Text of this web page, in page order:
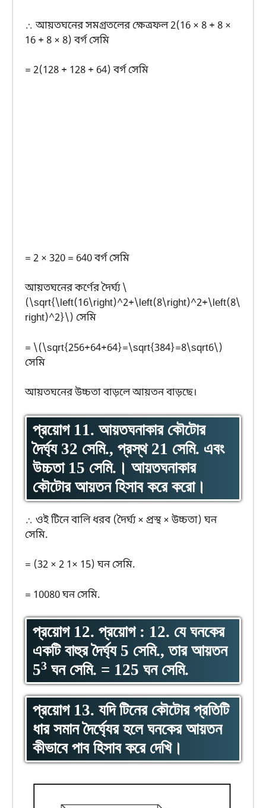
∴ আয়তঘনের সমগ্রতলের ক্ষেত্রফল 2(16 × 8 + 8 ×
16 + 8 × 8) বর্গ সেমি
= 2(128 + 128 + 64) বর্গ সেমি
= 2 × 320 = 640 বর্গ সেমি
আয়তঘনের কর্ণের দৈর্ঘ্য \
(\sqrt{\left(16\right)^2+\left(8\right)^2+\left(8\
right)^2}\) সেমি
= \(\sqrt{256+64+64}=\sqrt{384}=8\sqrt6\)
সেমি
আয়তঘনের উচ্চতা বাড়লে আয়তন বাড়ছে।
প্রয়োগ 11. আয়তঘনাকার কৌটোর
দৈর্ঘ্য 32 সেমি., প্রস্থ 21 সেমি. এবং
উচ্চতা 15 সেমি.। আয়তঘনাকার
কৌটোর আয়তন হিসাব করে করো।
∴ ওই টিনে বালি ধরব (দৈর্ঘ্য × প্রস্থ × উচ্চতা) ঘন
সেমি.
= (32 × 2 1× 15) ঘন সেমি.
= 10080 ঘন সেমি.
প্রয়োগ 12. প্রয়োগ : 12. যে ঘনকের
একটি বাহুর দৈর্ঘ্য 5 সেমি., তার আয়তন ​
53 ঘন সেমি. =​ 125 ঘন সেমি.
প্রয়োগ 13. যদি টিনের কৌটোর প্রতিটি
ধার সমান দৈর্ঘ্যের হলে ঘনকের আয়তন
কীভাবে পাব হিসাব করে দেখি।